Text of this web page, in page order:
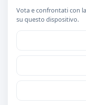
Vota e confrontati con
su questo dispositivo.